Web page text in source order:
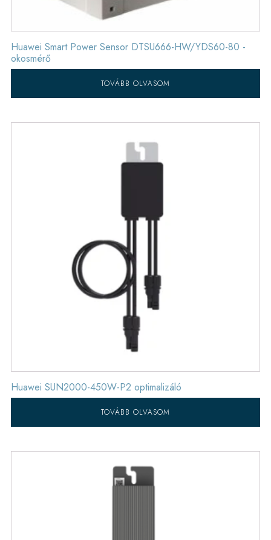
Huawei Smart Power Sensor DTSU666-HW/YDS60-80 -
okosmérő
TOVÁBB OLVASOM
Huawei SUN2000-450W-P2 optimalizáló
TOVÁBB OLVASOM